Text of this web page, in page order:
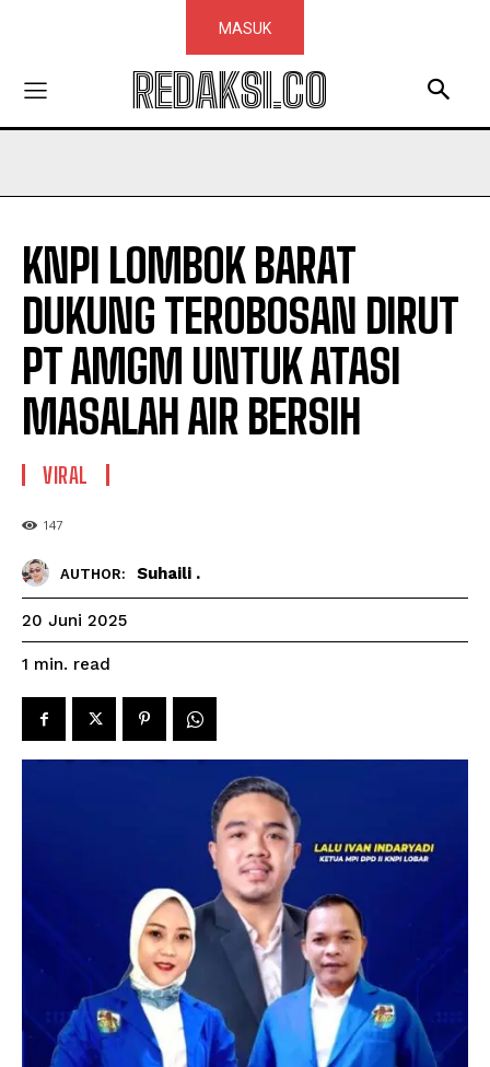
MASUK
REDAKSI.CO
KNPI LOMBOK BARAT
DUKUNG TEROBOSAN DIRUT
PT AMGM UNTUK ATASI
MASALAH AIR BERSIH
VIRAL
147
AUTHOR: Suhaili .
20 Juni 2025
1 min. read